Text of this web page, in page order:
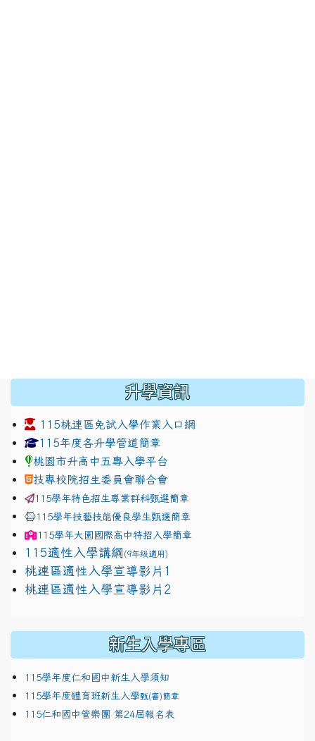
升學資訊
115桃連區免試入學作業入口網
link to https://www.jhjhs.tyc.edu.tw/modules/
115年度各升學管道簡章
桃園市升高中五專入學平台
技專校院招生委員會聯合會
115學年特色招生專業群科甄選簡章
115學年技藝技能優良學生甄選簡章
115學年大園國際高中特招入學簡章
115適性入學講綱 (9年級適用)
link to https://docs.google.com/presentation/d/
桃連區適性入學宣導影片1
link to https://docs.google.com/presentation/d/
桃連區適性入學宣導影片2
新生入學專區
115學年度仁和國中新生入學須知
115學年度體育班新生入學甄(審)簡章
115仁和國中管樂團 第24屆報名表